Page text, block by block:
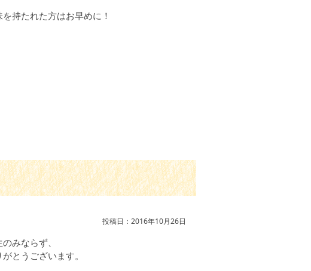
持たれた方はお早めに！
投稿日：2016年10月26日
みならず、
とうございます。